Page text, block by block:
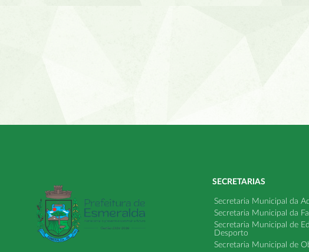
SECRETARIAS
Secretaria Municipal da
Secretaria Municipal da
Secretaria Municipal de
Desporto
Secretaria Municipal de